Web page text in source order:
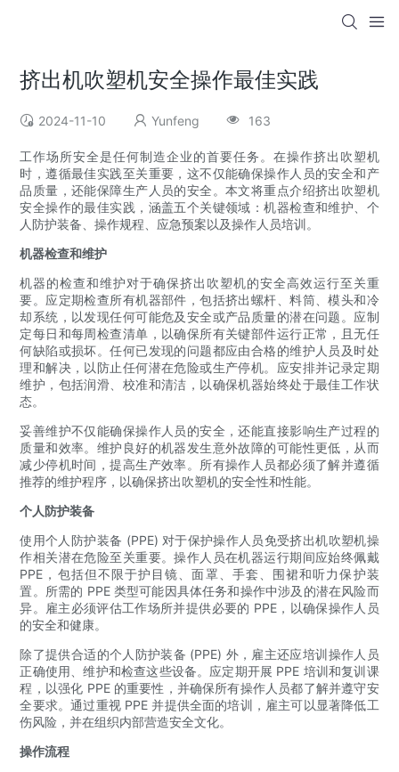
挤出机吹塑机安全操作最佳实践
2024-11-10 Yunfeng 163
工作场所安全是任何制造企业的首要任务。在操作挤出吹塑机
时，遵循最佳实践至关重要，这不仅能确保操作人员的安全和产
品质量，还能保障生产人员的安全。本文将重点介绍挤出吹塑机
安全操作的最佳实践，涵盖五个关键领域：机器检查和维护、个
人防护装备、操作规程、应急预案以及操作人员培训。
机器检查和维护
机器的检查和维护对于确保挤出吹塑机的安全高效运行至关重
要。应定期检查所有机器部件，包括挤出螺杆、料筒、模头和冷
却系统，以发现任何可能危及安全或产品质量的潜在问题。应制
定每日和每周检查清单，以确保所有关键部件运行正常，且无任
何缺陷或损坏。任何已发现的问题都应由合格的维护人员及时处
理和解决，以防止任何潜在危险或生产停机。应安排并记录定期
维护，包括润滑、校准和清洁，以确保机器始终处于最佳工作状
态。
妥善维护不仅能确保操作人员的安全，还能直接影响生产过程的
质量和效率。维护良好的机器发生意外故障的可能性更低，从而
减少停机时间，提高生产效率。所有操作人员都必须了解并遵循
推荐的维护程序，以确保挤出吹塑机的安全性和性能。
个人防护装备
使用个人防护装备 (PPE) 对于保护操作人员免受挤出机吹塑机操
作相关潜在危险至关重要。操作人员在机器运行期间应始终佩戴
PPE，包括但不限于护目镜、面罩、手套、围裙和听力保护装
置。所需的 PPE 类型可能因具体任务和操作中涉及的潜在风险而
异。雇主必须评估工作场所并提供必要的 PPE，以确保操作人员
的安全和健康。
除了提供合适的个人防护装备 (PPE) 外，雇主还应培训操作人员
正确使用、维护和检查这些设备。应定期开展 PPE 培训和复训课
程，以强化 PPE 的重要性，并确保所有操作人员都了解并遵守安
全要求。通过重视 PPE 并提供全面的培训，雇主可以显著降低工
伤风险，并在组织内部营造安全文化。
操作流程